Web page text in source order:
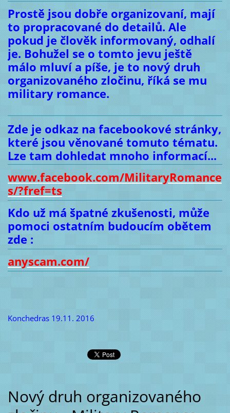
Prostě jsou dobře organizovaní, mají
to propracované do detailů. Ale
pokud je člověk informovaný, odhalí
je. Bohužel se o tomto jevu ještě
málo mluví a píše, je to nový druh
organizovaného zločinu, říká se mu
military romance.
Zde je odkaz na facebookové stránky,
které jsou věnované tomuto tématu.
Lze tam dohledat mnoho informací...
www.facebook.com/MilitaryRomance
s/?fref=ts
Kdo už má špatné zkušenosti, může
pomoci ostatním budoucím obětem
zde :
anyscam.com/
Konchedras 19.11. 2016
Nový druh organizovaného